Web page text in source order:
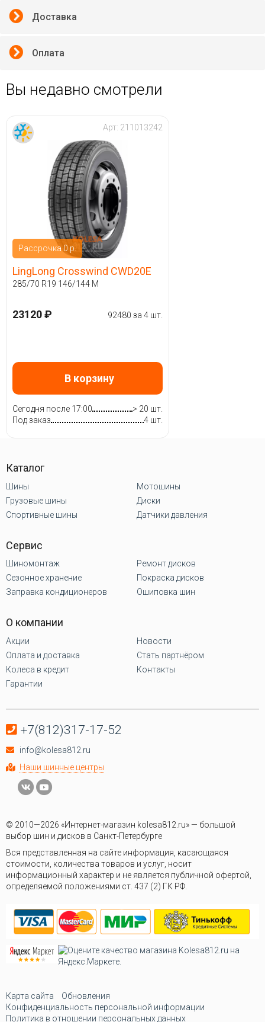
Доставка
Оплата
Вы недавно смотрели
Рассрочка 0 р.
Арт: 211013242
LingLong Crosswind CWD20E
285/70 R19 146/144 M
23120 ₽ 92480 за 4 шт.
В корзину
Сегодня после 17:00
> 20 шт.
Под заказ
4 шт.
Каталог
Шины
Грузовые шины
Спортивные шины
Мотошины
Диски
Датчики давления
Сервис
Шиномонтаж
Сезонное хранение
Заправка кондиционеров
Ремонт дисков
Покраска дисков
Ошиповка шин
О компании
Акции
Оплата и доставка
Колеса в кредит
Гарантии
Новости
Стать партнёром
Контакты
+7(812)317-17-52
info@kolesa812.ru
Наши шинные центры
© 2010—2026 «Интернет-магазин kolesa812.ru» — большой
выбор шин и дисков в Санкт-Петербурге
Вся представленная на сайте информация, касающаяся
стоимости, количества товаров и услуг, носит
информационный характер и не является публичной офертой,
определяемой положениями ст. 437 (2) ГК РФ.
Карта сайта
Обновления
Конфиденциальность персональной информации
Политика в отношении персональных данных